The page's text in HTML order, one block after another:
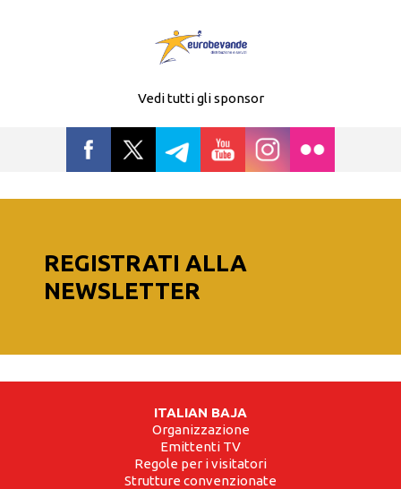
Vedi tutti gli sponsor
REGISTRATI ALLA
NEWSLETTER
ITALIAN BAJA
Organizzazione
Emittenti TV
Regole per i visitatori
Strutture convenzionate